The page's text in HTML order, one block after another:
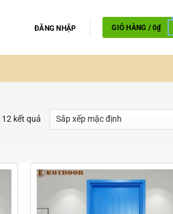
ĐĂNG NHẬP GIỎ HÀNG /0₫
kết quả